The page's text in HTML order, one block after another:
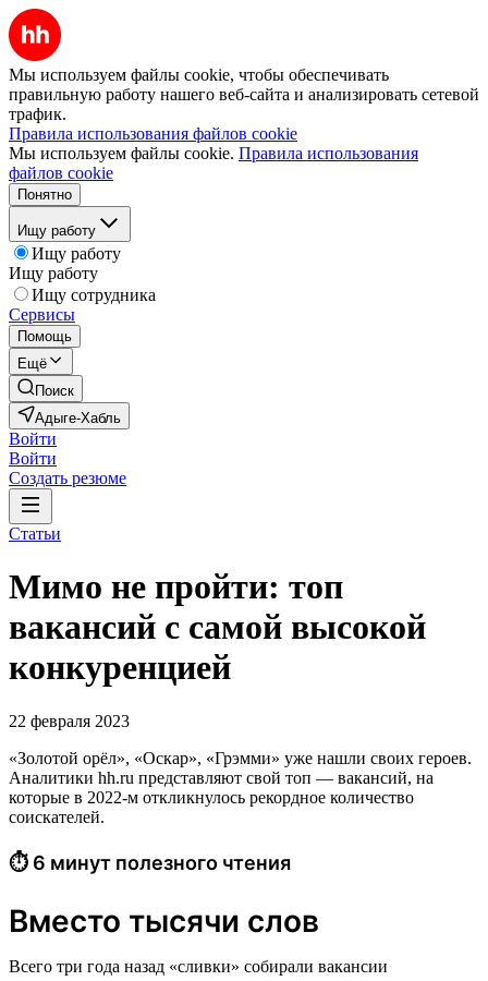
Мы используем файлы cookie, чтобы обеспечивать
правильную работу нашего веб-сайта и анализировать сетевой
трафик.
Правила использования файлов cookie
Мы используем файлы cookie. Правила использования
файлов cookie
Понятно
Ищу работу
Ищу работу
Ищу работу
Ищу сотрудника
Сервисы
Помощь
Ещё
Поиск
Адыге-Хабль
Войти
Войти
Создать резюме
Статьи
Мимо не пройти: топ
вакансий с самой высокой
конкуренцией
22 февраля 2023
«Золотой орёл», «Оскар», «Грэмми» уже нашли своих героев.
Аналитики hh.ru представляют свой топ — вакансий, на
которые в 2022-м откликнулось рекордное количество
соискателей.
⏱ 6 минут полезного чтения
Вместо тысячи слов
Всего три года назад «сливки» собирали вакансии